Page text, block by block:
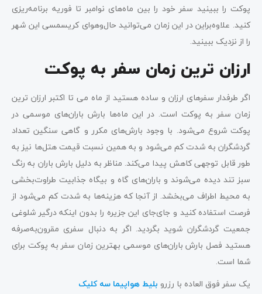
پوکت را ببینید سفر خود را بین ماه‌های نوامبر تا فوریه برنامه‌ریزی
کنید. علاوه‌براین در این زمان می‌توانید حال‌وهوای کریسمسی این شهر
را از نزدیک ببینید.
ارزان ترین زمان سفر به پوکت
اگر طرفدار سفرهای ارزان و ساده هستید از ماه می تا اکتبر ارزان ترین
زمان سفر به پوکت است. در این ماه‌ها بارش باران‌های موسمی در
پوکت شروع می‌شود. با وجود بارش‌های مکرر و گاهی سنگین تعداد
گردشگران به شدت کم می‌شود و به همین نسبت قیمت هتل‌ها نیز به
طور قابل توجهی کاهش پیدا می‌کند. مناظر به دلیل بارش باران به رنگ
سبز تند دیده می‌شوند و باران‌های گاه و بیگاه جذابیت طراوت‌بخشی
به محیط اطراف می‌بخشد. از آنجا که هزینه‌ها به شدت کم می‌شود از
فرصت استفاده کنید و جای‌جای این جزیره را بدون اینکه درگیر شلوغی
جمعیت گردشگران شوید بگردید. اگر به دنبال سفری مقرون‌به‌صرفه
هستید فصل بارش باران‌های موسمی بهترین زمان سفر به پوکت برای
شما است.
یک سفر فوق العاده با رزرو بلیط هواپیما سه کلیک